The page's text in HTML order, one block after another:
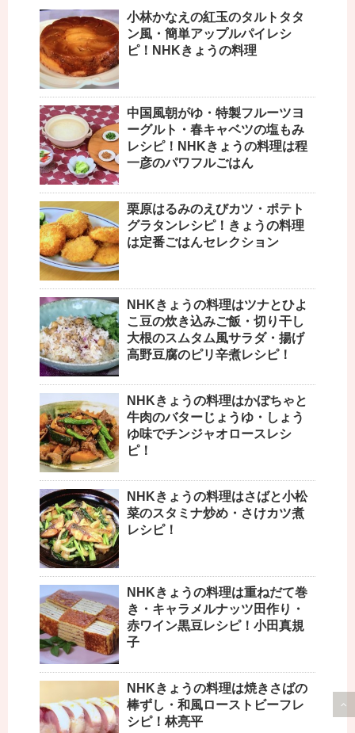
小林かなえの紅玉のタルトタタ
ン風・簡単アップルパイレシ
ピ！NHKきょうの料理
中国風朝がゆ・特製フルーツヨ
ーグルト・春キャベツの塩もみ
レシピ！NHKきょうの料理は程
一彦のパワフルごはん
栗原はるみのえびカツ・ポテト
グラタンレシピ！きょうの料理
は定番ごはんセレクション
NHKきょうの料理はツナとひよ
こ豆の炊き込みご飯・切り干し
大根のスムタム風サラダ・揚げ
高野豆腐のピリ辛煮レシピ！
NHKきょうの料理はかぼちゃと
牛肉のバターじょうゆ・しょう
ゆ味でチンジャオロースレシ
ピ！
NHKきょうの料理はさばと小松
菜のスタミナ炒め・さけカツ煮
レシピ！
NHKきょうの料理は重ねだて巻
き・キャラメルナッツ田作り・
赤ワイン黒豆レシピ！小田真規
子
NHKきょうの料理は焼きさばの
棒ずし・和風ローストビーフレ
シピ！林亮平